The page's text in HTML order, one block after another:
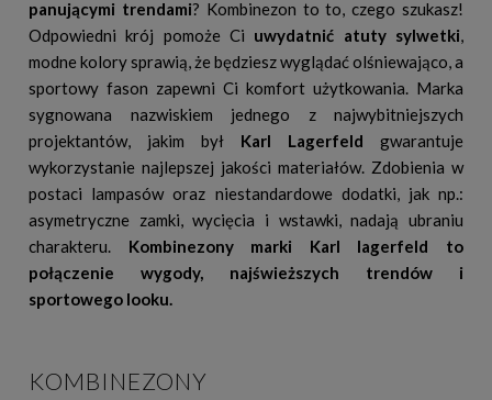
panującymi trendami? Kombinezon to to, czego szukasz!
Odpowiedni krój pomoże Ci uwydatnić atuty sylwetki,
modne kolory sprawią, że będziesz wyglądać olśniewająco, a
sportowy fason zapewni Ci komfort użytkowania. Marka
sygnowana nazwiskiem jednego z najwybitniejszych
projektantów, jakim był Karl Lagerfeld gwarantuje
wykorzystanie najlepszej jakości materiałów. Zdobienia w
postaci lampasów oraz niestandardowe dodatki, jak np.:
asymetryczne zamki, wycięcia i wstawki, nadają ubraniu
charakteru. Kombinezony marki Karl lagerfeld to
połączenie wygody, najświeższych trendów i
sportowego looku.
KOMBINEZONY